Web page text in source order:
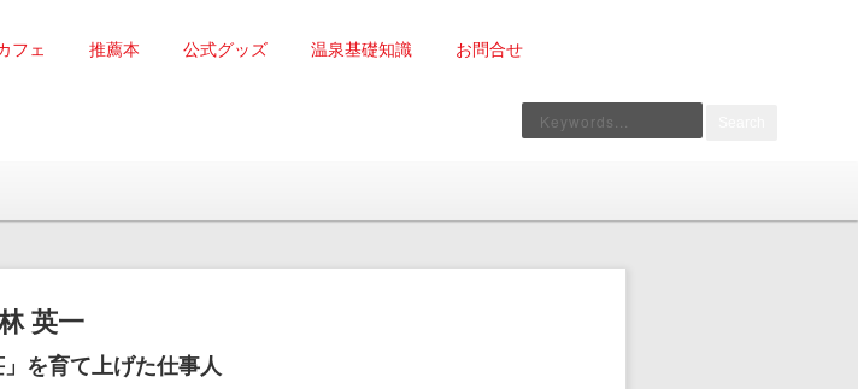
フェ 推薦本 公式グッズ 温泉基礎知識 お問合せ
英一
を育て上げた仕事人